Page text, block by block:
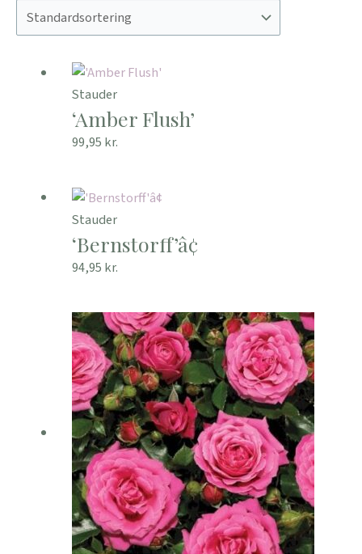
Stauder
‘Amber Flush’
99,95 kr.
Stauder
‘Bernstorff’â¢
94,95 kr.